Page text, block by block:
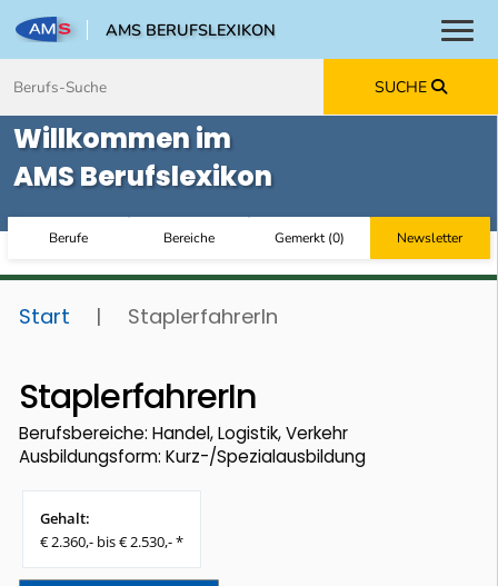
AMS BERUFSLEXIKON
SUCHE
Willkommen im
AMS Berufslexikon
Berufe Bereiche Gemerkt(0) Newsletter
Start | StaplerfahrerIn
StaplerfahrerIn
Berufsbereiche: Handel, Logistik, Verkehr
Ausbildungsform: Kurz-/Spezialausbildung
Gehalt:
€ 2.360,- bis € 2.530,- *